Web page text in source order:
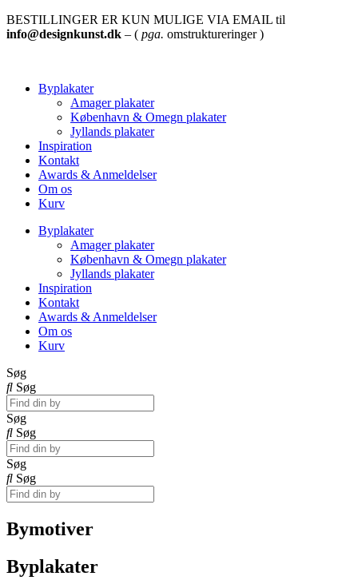
BESTILLINGER ER KUN MULIGE VIA EMAIL til
info@designkunst.dk – ( pga. omstruktureringer )
Byplakater
Amager plakater
København & Omegn plakater
Jyllands plakater
Inspiration
Kontakt
Awards & Anmeldelser
Om os
Kurv
Byplakater
Amager plakater
København & Omegn plakater
Jyllands plakater
Inspiration
Kontakt
Awards & Anmeldelser
Om os
Kurv
Søg
Søg
Søg
Søg
Søg
Søg
Bymotiver
Byplakater